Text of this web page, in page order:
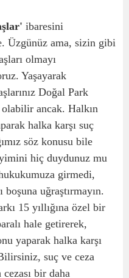
ibaresini
Üzgünüz ama, sizin gibi
olmayı
Yaşayarak
Doğal Park
ancak. Halkın
halka karşı suç
söz konusu bile
hiç duydunuz mu
girmedi,
boşuna uğraştırmayın.
15 yıllığına özel bir
hale getirerek,
yaparak halka karşı
suç ve ceza
bir daha